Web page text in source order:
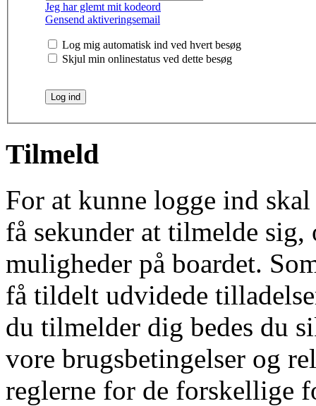
Jeg har glemt mit kodeord
Gensend aktiveringsemail
Log mig automatisk ind ved hvert besøg
Skjul min onlinestatus ved dette besøg
Tilmeld
For at kunne logge ind
få sekunder at tilmelde
muligheder på boardet.
få tildelt udvidede
du tilmelder dig bedes du
vore brugsbetingelser og
reglerne for de forskellige